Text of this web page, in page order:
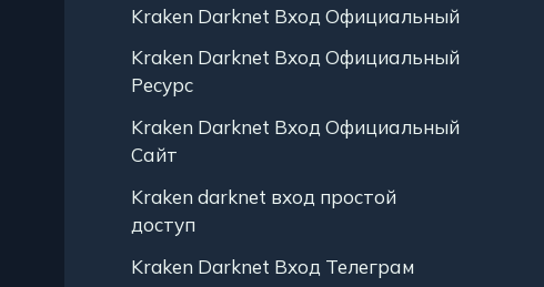
Kraken Darknet Вход Официальный
Kraken Darknet Вход Официальный
Ресурс
Kraken Darknet Вход Официальный
Сайт
Kraken darknet вход простой
доступ
Kraken Darknet Вход Телеграм